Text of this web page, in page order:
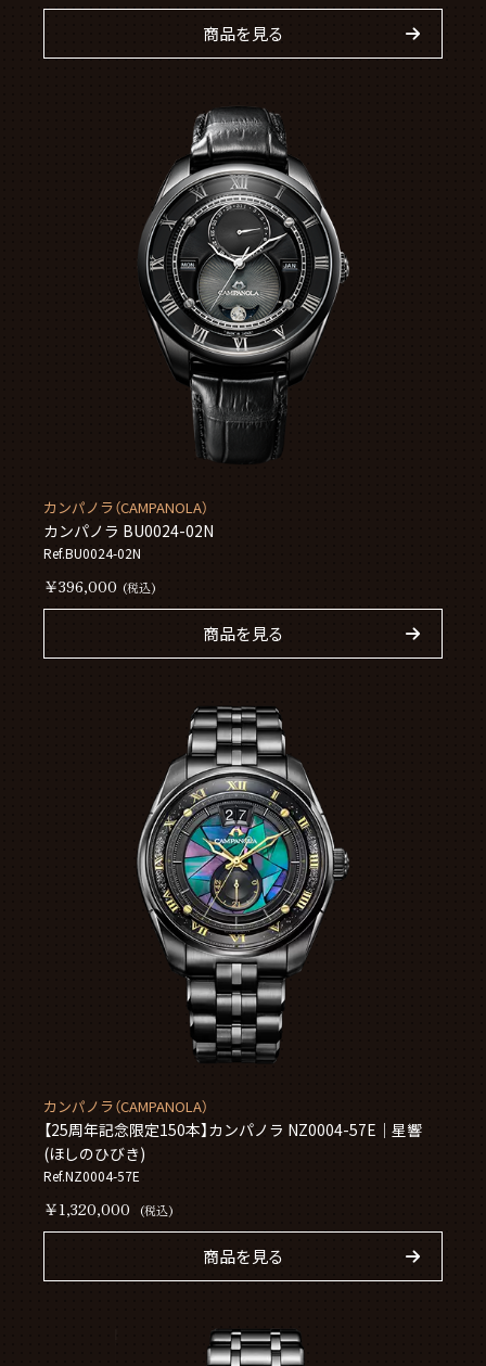
商品を見る
カンパノラ（CAMPANOLA）
カンパノラ BU0024-02N
Ref.BU0024-02N
￥396,000 (税込)
商品を見る
カンパノラ（CAMPANOLA）
【25周年記念限定150本】カンパノラ NZ0004-57E｜星響
(ほしのひびき)
Ref.NZ0004-57E
￥1,320,000 (税込)
商品を見る